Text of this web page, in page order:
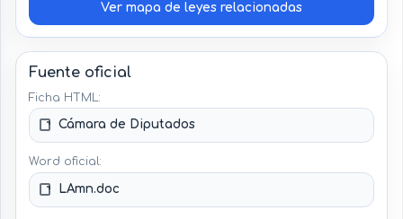
Ver mapa de leyes relacionadas
Fuente oficial
Ficha HTML:
Cámara de Diputados
Word oficial:
LAmn.doc